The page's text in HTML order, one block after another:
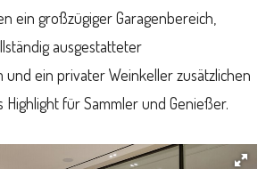
ein großzügiger Garagenbereich,
ausgestatteter
und ein privater Weinkeller zusätzlichen
für Sammler und Genießer.